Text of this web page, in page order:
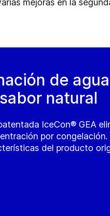
mejoras en la
de
natural
IceCon® GEA
por
del producto